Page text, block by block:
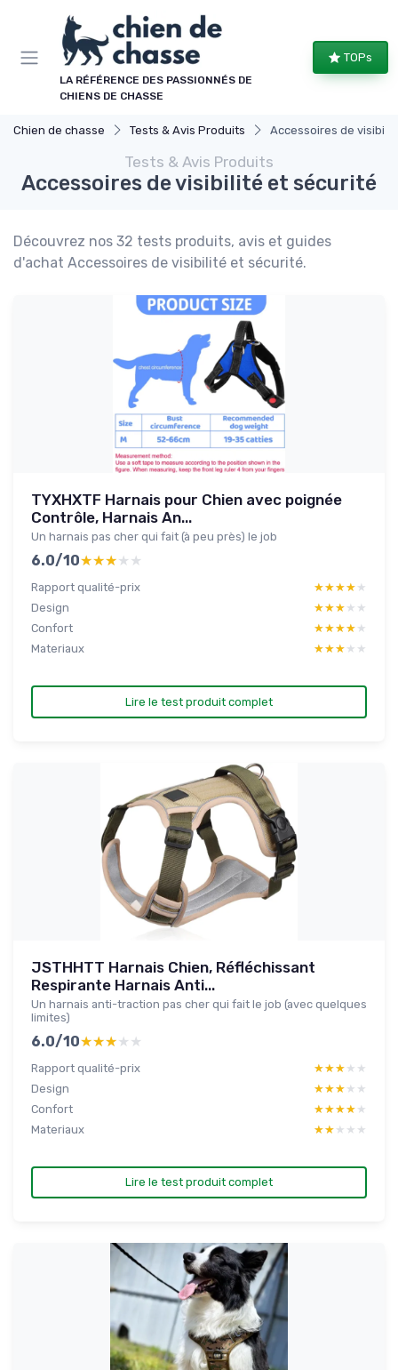
LA RÉFÉRENCE DES PASSIONNÉS DE
CHIENS DE CHASSE
TOPs
Chien de chasse Tests & Avis Produits Accessoires de
Tests & Avis Produits
Accessoires de visibilité et sécurité
Découvrez nos 32 tests produits, avis et guides
d'achat Accessoires de visibilité et sécurité.
TYXHXTF Harnais pour Chien avec poignée
Contrôle, Harnais An...
Un harnais pas cher qui fait (à peu près) le job
6.0/10★★★★★
★★★★★
Rapport qualité-prix ★★★★★
★★★★★
Design
★★★★★
★★★★★
Confort
★★★★★
★★★★★
Materiaux
★★★★★
★★★★★
Lire le test produit complet
JSTHHTT Harnais Chien, Réfléchissant
Respirante Harnais Anti...
Un harnais anti-traction pas cher qui fait le job (avec quelques
limites)
6.0/10★★★★★
★★★★★
Rapport qualité-prix ★★★★★
★★★★★
Design
★★★★★
★★★★★
Confort
★★★★★
★★★★★
Materiaux
★★★★★
★★★★★
Lire le test produit complet
Panneau de gestion des cookies